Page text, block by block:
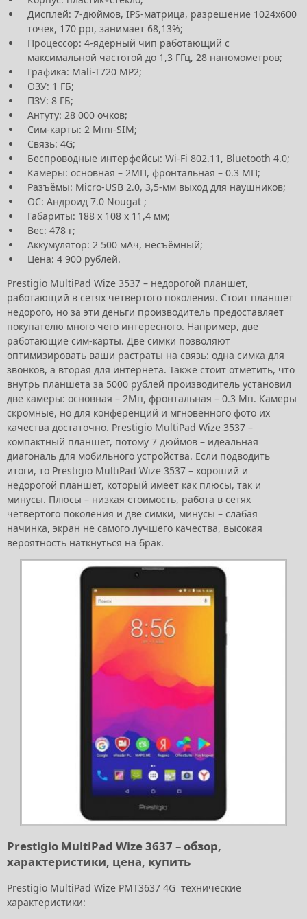
Дисплей: 7-дюймов, IPS-матрица, разрешение 1024х600
точек, 170 ppi, занимает 68,13%;
Процессор: 4-ядерный чип работающий с
максимальной частотой до 1,3 ГГц, 28 наномометров;
Графика: Mali-T720 MP2;
ОЗУ: 1 ГБ;
ПЗУ: 8 ГБ;
Антуту: 28 000 очков;
Сим-карты: 2 Mini-SIM;
Связь: 4G;
Беспроводные интерфейсы: Wi-Fi 802.11, Bluetooth 4.0;
Камеры: основная – 2МП, фронтальная – 0.3 МП;
Разъёмы: Micro-USB 2.0, 3,5-мм выход для наушников;
ОС: Андроид 7.0 Nougat ;
Габариты: 188 х 108 х 11,4 мм;
Вес: 478 г;
Аккумулятор: 2 500 мАч, несъёмный;
Цена: 4 900 рублей.
Prestigio MultiPad Wize 3537 – недорогой планшет,
работающий в сетях четвёртого поколения. Стоит планшет
недорого, но за эти деньги производитель предоставляет
покупателю много чего интересного. Например, две
работающие сим-карты. Две симки позволяют
оптимизировать ваши растраты на связь: одна симка для
звонков, а вторая для интернета. Также стоит отметить, что
внутрь планшета за 5000 рублей производитель установил
две камеры: основная – 2Мп, фронтальная – 0.3 Мп. Камеры
скромные, но для конференций и мгновенного фото их
качества достаточно. Prestigio MultiPad Wize 3537 –
компактный планшет, потому 7 дюймов – идеальная
диагональ для мобильного устройства. Если подводить
итоги, то Prestigio MultiPad Wize 3537 – хороший и
недорогой планшет, который имеет как плюсы, так и
минусы. Плюсы – низкая стоимость, работа в сетях
четвертого поколения и две симки, минусы – слабая
начинка, экран не самого лучшего качества, высокая
вероятность наткнуться на брак.
Prestigio MultiPad Wize 3637 – обзор,
характеристики, цена, купить
Prestigio MultiPad Wize PMT3637 4G технические
характеристики: